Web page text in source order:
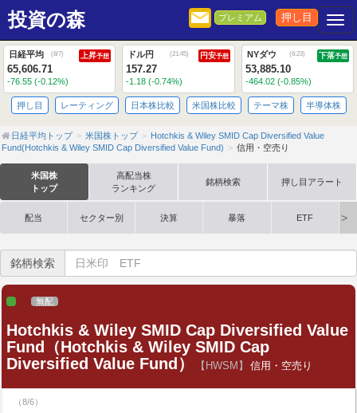
投資の森 プレミアム 押し目
日経平均 (8/7) 上昇予想
65,606.71
-76.55 (-0.12%)
ドル円 (21:45) 円安予想
157.27
-1.18 (-0.74%)
NYダウ (6:23) 下落予想
53,885.10
-464.02 (-0.85%)
押し目 レーティング 日本株比較 米国株比較 テーマ株 半導体株
日経平均トップ 米国株トップ
Hotchkis & Wiley SMID Cap Diversified Value
Fund(Hotchkis & Wiley SMID Cap Diversified Value Fund)
信用・空売り
米国株
トップ
高配当株
ランキング
銘柄検索 押し目アラート
配当 セクター別 決算 暴落 ETF
銘柄検索
無配
Hotchkis & Wiley SMID Cap Diversified Value
Fund（Hotchkis & Wiley SMID Cap
Diversified Value Fund）
【HWSM】 信用・空売り
（8/6）